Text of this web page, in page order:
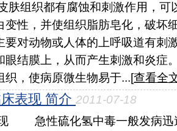
肤组织都有腐蚀和刺激作用，可
变性，并使组织脂肪皂化，破坏
要对动物或人体的上呼吸道有刺
眼结膜上，从而产生刺激和炎症
织，使病原微生物易于...[查看全
表现 简介 2011-07-18
急性硫化氢中毒一般发病迅